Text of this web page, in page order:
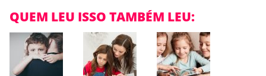
QUEM LEU ISSO TAMBÉM LEU: